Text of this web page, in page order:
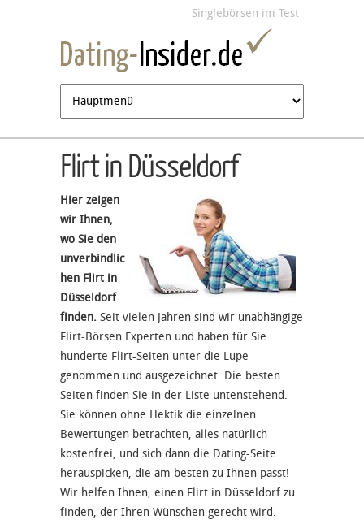
Jump to navigationSinglebörsen im Test
Flirt in Düsseldorf
Hier zeigen
wir Ihnen,
wo Sie den
unverbindlic
hen Flirt in
Düsseldorf
finden. Seit vielen Jahren sind wir unabhängige
Flirt-Börsen Experten und haben für Sie
hunderte Flirt-Seiten unter die Lupe
genommen und ausgezeichnet. Die besten
Seiten finden Sie in der Liste untenstehend.
Sie können ohne Hektik die einzelnen
Bewertungen betrachten, alles natürlich
kostenfrei, und sich dann die Dating-Seite
herauspicken, die am besten zu Ihnen passt!
Wir helfen Ihnen, einen Flirt in Düsseldorf zu
finden, der Ihren Wünschen gerecht wird.